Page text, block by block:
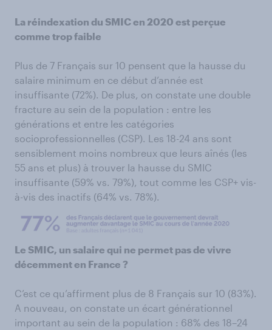
La réindexation du SMIC en 2020 est perçue
comme trop faible
Plus de 7 Français sur 10 pensent que la hausse du
salaire minimum en ce début d’année est
insuffisante (72%). De plus, on constate une double
fracture au sein de la population : entre les
générations et entre les catégories
socioprofessionnelles (CSP). Les 18-24 ans sont
sensiblement moins nombreux que leurs aînés (les
55 ans et plus) à trouver la hausse du SMIC
insuffisante (59% vs. 79%), tout comme les CSP+ vis-
à-vis des inactifs (64% vs. 78%).
Le SMIC, un salaire qui ne permet pas de vivre
décemment en France ?
C’est ce qu’affirment plus de 8 Français sur 10 (83%).
A nouveau, on constate un écart générationnel
important au sein de la population : 68% des 18–24